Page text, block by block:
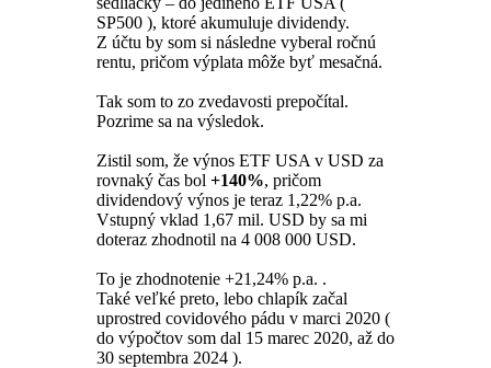
SP500 ), ktoré akumuluje dividendy.
Z účtu by som si následne vyberal ročnú
rentu, pričom výplata môže byť mesačná.
Tak som to zo zvedavosti prepočítal.
Pozrime sa na výsledok.
Zistil som, že výnos ETF USA v USD za
rovnaký čas bol +140%, pričom
dividendový výnos je teraz 1,22% p.a.
Vstupný vklad 1,67 mil. USD by sa mi
doteraz zhodnotil na 4 008 000 USD.
To je zhodnotenie +21,24% p.a. .
Také veľké preto, lebo chlapík začal
uprostred covidového pádu v marci 2020 (
do výpočtov som dal 15 marec 2020, až do
30 septembra 2024 ).